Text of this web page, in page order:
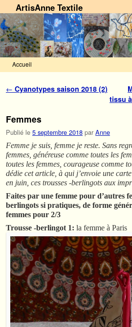
ArtisAnne Textile
Accueil
Navigation des articles
← Cyanotypes saison 2018 (2)
tissu
Femmes
Publié le 5 septembre 2018 par Anne
Femme je suis, femme je reste. Sans
femmes, généreuse comme toutes les
toutes les femmes, courageuse comme
dédie cet article, à qui j’envoie une
en juin, ces trousses -berlingots aux
Faites par une femme pour d’autres
berlingots si pratiques, de forme
femmes pour 2/3
Trousse -berlingot 1: la femme à Paris